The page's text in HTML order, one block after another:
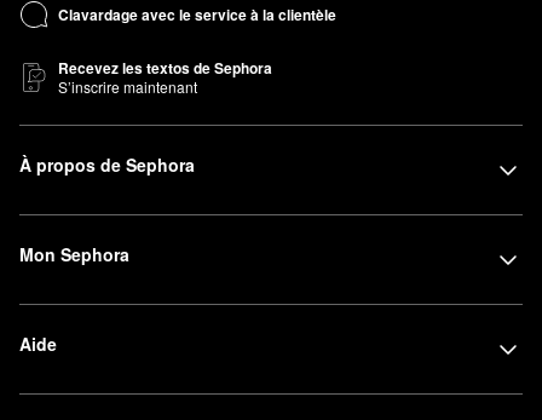
Clavardage avec le service à la clientèle
Recevez les textos de Sephora
S’inscrire maintenant
À propos de Sephora
Mon Sephora
Aide